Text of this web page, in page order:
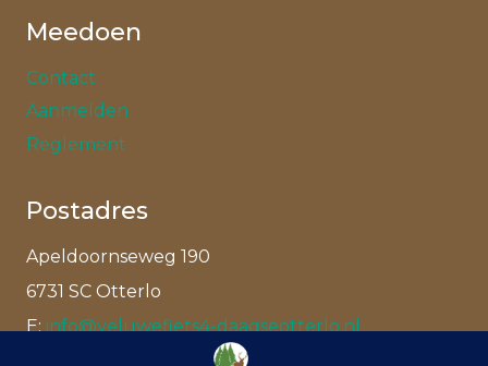
Meedoen
Contact
Aanmelden
Reglement
Postadres
Apeldoornseweg 190
6731 SC Otterlo
E:info@veluwefiets4-daagseotterlo.nl